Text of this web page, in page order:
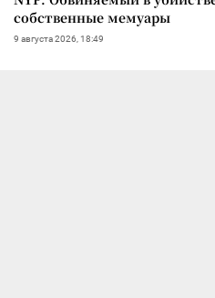
собственные мемуары
9 августа 2026, 18:49